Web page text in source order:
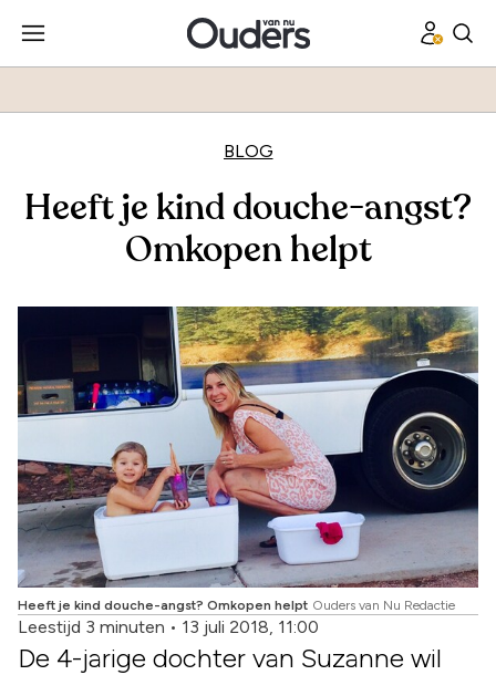
BLOG
Heeft je kind douche-angst?
Omkopen helpt
Heeft je kind douche-angst? Omkopen helpt Ouders van Nu Redactie
Leestijd 3 minuten • 13 juli 2018, 11:00
De 4-jarige dochter van Suzanne wil